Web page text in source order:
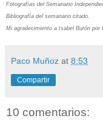
Fotografías del Semanario
Bibliografía del semanario citado.
Mi agradecimiento a Isabel Burón por
Paco Muñoz at 8:53
Compartir
10 comentarios: